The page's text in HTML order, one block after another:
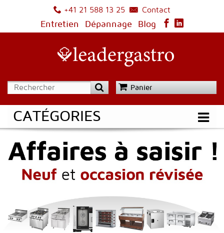
+41 21 588 13 25
Contact
Entretien
Dépannage Blog
Panier
CATÉGORIES